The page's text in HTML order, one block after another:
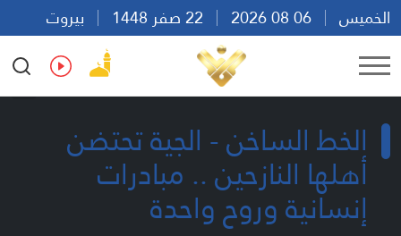
الخميس
بيروت
10:11
Ar En Fr Es
الخط الساخن - الجية تحتضن
أهلها النازحين .. مبادرات
إنسانية وروح واحدة